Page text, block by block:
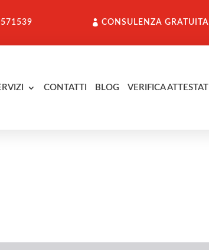
CONSULENZA GRATUITA
CONTATTI BLOG VERIFICA ATTESTATI